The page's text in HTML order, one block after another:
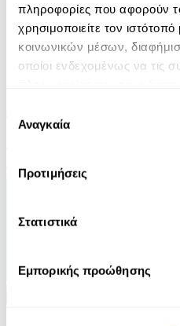
πληροφορίες που αφορούν
χρησιμοποιείτε τον
κοινωνικών μέσων,
οποίοι ενδεχομένως να τις
των υπηρεσιών τους.
συγκατάθεσης
Αναγκαία
Προτιμήσεις
Στατιστικά
Εμπορικής προώθησης
16.90€